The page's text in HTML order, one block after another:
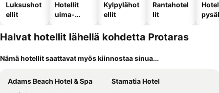
Luksushot
ellit
Hotellit
uima-
Kylpylähot
ellit
Rantahotel
lit
Halvat hotellit lähellä kohdetta Protaras
Nämä hotellit saattavat myös kiinnostaa sinua...
Adams Beach Hotel & Spa
Stamatia Hotel